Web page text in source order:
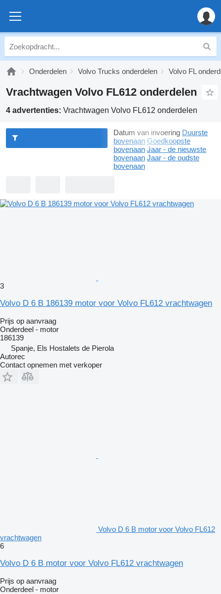
Onderdelen Volvo Trucks onderdelen Volvo FL
Vrachtwagen Volvo FL612 onderdelen
4 advertenties: Vrachtwagen Volvo FL612 onderdelen
Datum van invoering Duurste
bovenaan Goedkoopste
bovenaan Jaar - de nieuwste
bovenaan Jaar - de oudste
bovenaan
3
Volvo D 6 B 186139 motor voor Volvo FL612 vrachtwagen
Prijs op aanvraag
Onderdeel - motor
186139
Spanje, Els Hostalets de Pierola
Autorec
Contact opnemen met verkoper
Volvo D 6 B motor voor Volvo FL612
vrachtwagen
6
Volvo D 6 B motor voor Volvo FL612 vrachtwagen
Prijs op aanvraag
Onderdeel - motor